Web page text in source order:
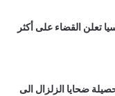
تعلن القضاء على أكثر
حصيلة ضحايا الزلزال الى